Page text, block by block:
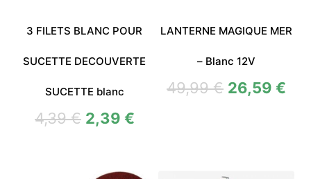
3 FILETS BLANC POUR
SUCETTE DECOUVERTE
SUCETTE blanc
4,39€ 2,39 €
LANTERNE MAGIQUE MER
– Blanc 12V
49,99€ 26,59 €